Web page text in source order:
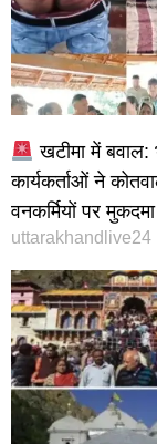
खटीमा में बवाल:
कार्यकर्ताओं ने
वनकर्मियों पर
uttarakhandlive24